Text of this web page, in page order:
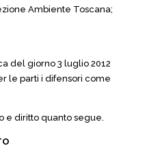
Ambiente Toscana;
del giorno 3 luglio 2012
le parti i difensori come
e diritto quanto segue.